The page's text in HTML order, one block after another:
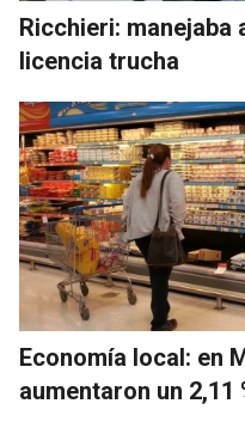
Ricchieri: manejaba
licencia trucha
Economía local: en
aumentaron un 2,11